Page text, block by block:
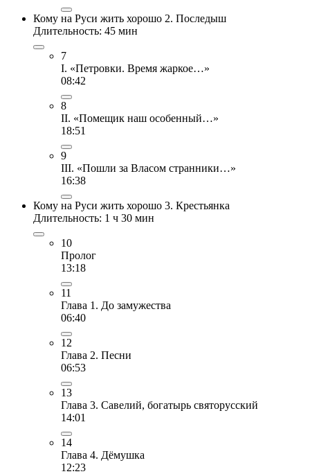
Кому на Руси жить хорошо 2. Последыш
Длительность: 45 мин
7
I. «Петровки. Время жаркое…»
08:42
8
II. «Помещик наш особенный…»
18:51
9
III. «Пошли за Власом странники…»
16:38
Кому на Руси жить хорошо 3. Крестьянка
Длительность: 1 ч 30 мин
10
Пролог
13:18
11
Глава 1. До замужества
06:40
12
Глава 2. Песни
06:53
13
Глава 3. Савелий, богатырь святорусский
14:01
14
Глава 4. Дёмушка
12:23